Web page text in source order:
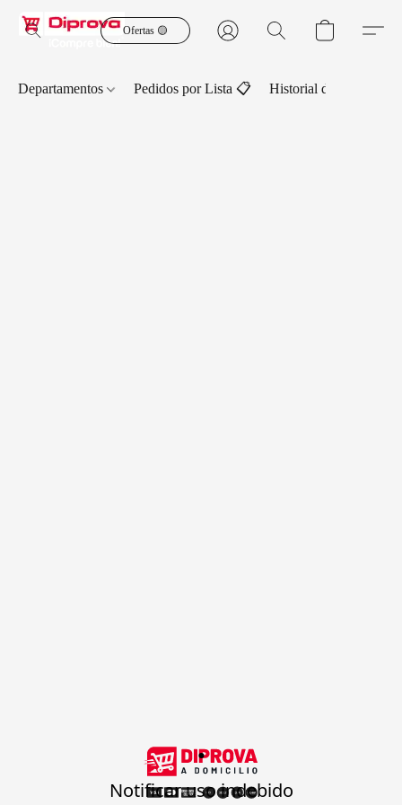
Ofertas 🟡
Departamentos Pedidos por Lista 📋 Historial de Pedidos
.
Notificar uso indebido